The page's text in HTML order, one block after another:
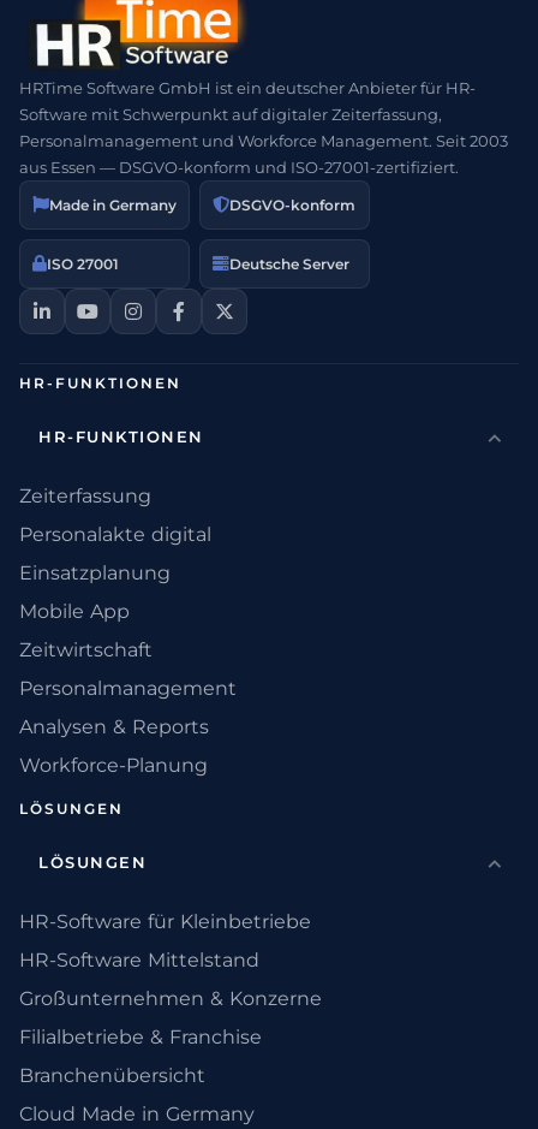
HRTime Software GmbH ist ein deutscher Anbieter für HR-
Software mit Schwerpunkt auf digitaler Zeiterfassung,
Personalmanagement und Workforce Management. Seit 2003
aus Essen — DSGVO-konform und ISO-27001-zertifiziert.
Made in Germany DSGVO-konform
ISO 27001 Deutsche Server
HR-FUNKTIONEN
HR-FUNKTIONEN
Zeiterfassung
Personalakte digital
Einsatzplanung
Mobile App
Zeitwirtschaft
Personalmanagement
Analysen & Reports
Workforce-Planung
LÖSUNGEN
LÖSUNGEN
HR-Software für Kleinbetriebe
HR-Software Mittelstand
Großunternehmen & Konzerne
Filialbetriebe & Franchise
Branchenübersicht
Cloud Made in Germany